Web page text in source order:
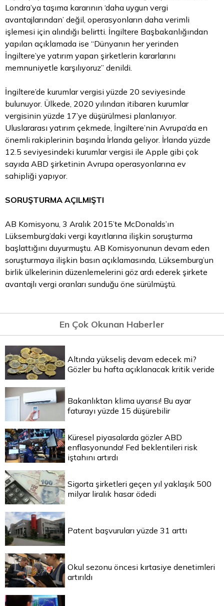
Londra’ya taşıma kararının ‘daha uygun vergi
avantajlarından’ değil, operasyonların daha verimli
işlemesi için alındığı belirtti. İngiltere Başbakanlığından
yapılan açıklamada ise “Dünyanın her yerinden
İngiltere’ye yatırım yapan şirketlerin kararlarını
memnuniyetle karşılıyoruz” denildi.
İngiltere’de kurumlar vergisi yüzde 20 seviyesinde
bulunuyor. Ülkede, 2020 yılından itibaren kurumlar
vergisinin yüzde 17’ye düşürülmesi planlanıyor.
Uluslararası yatırım çekmede, İngiltere’nin Avrupa’da en
önemli rakiplerinin başında İrlanda geliyor. İrlanda yüzde
12.5 seviyesindeki kurumlar vergisi ile Apple gibi çok
sayıda ABD şirketinin Avrupa operasyonlarına ev
sahipliği yapıyor.
SORUŞTURMA AÇILMIŞTI
AB Komisyonu, 3 Aralık 2015’te McDonalds’ın
Lüksemburg’daki vergi kayıtlarına ilişkin soruşturma
başlattığını duyurmuştu. AB Komisyonunun devam eden
soruşturmaya ilişkin basın açıklamasında, Lüksemburg’un
birlik ülkelerinin düzenlemelerini göz ardı ederek şirkete
avantajlı vergi oranları sunduğu öne sürülmüştü.
En Çok Okunan Haberler
Altında yükseliş devam edecek mi?
Gözler bu hafta açıklanacak kritik veride
Bakanlıktan klima uyarısı! Bu ayar
faturayı yüzde 15 düşürebilir
Küresel piyasalarda gözler ABD
enflasyonunda! Fed beklentileri risk
iştahını artırdı
Sigorta şirketleri geçen yıl yaklaşık 500
milyar liralık hasar ödedi
Patent başvuruları yüzde 31 arttı
Okul sezonu öncesi kırtasiye denetimleri
artırıldı